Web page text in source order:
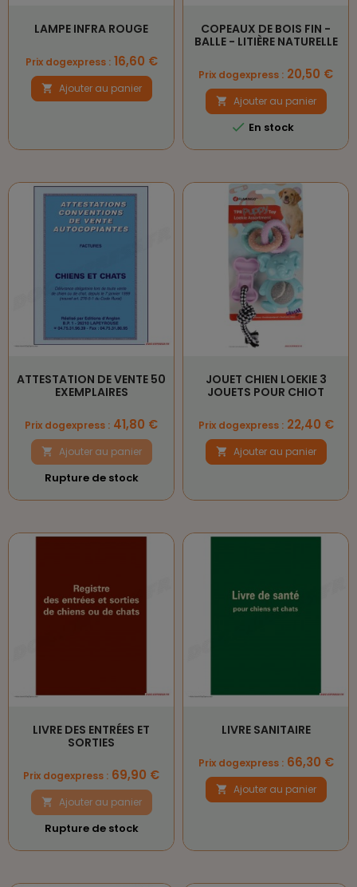
LAMPE INFRA ROUGE
Prix
Prix dogexpress :16,60 €
 Ajouter au panier
COPEAUX DE BOIS FIN -
BALLE - LITIÈRE NATURELLE
Prix
Prix dogexpress : 20,50 €
 Ajouter au panier
 En stock
ATTESTATION DE VENTE 50
EXEMPLAIRES
Prix
Prix dogexpress : 41,80 €
 Ajouter au panier
Rupture de stock
JOUET CHIEN LOEKIE 3
JOUETS POUR CHIOT
Prix
Prix dogexpress :22,40 €
 Ajouter au panier
LIVRE DES ENTRÉES ET
SORTIES
Prix
Prix dogexpress : 69,90 €
 Ajouter au panier
Rupture de stock
LIVRE SANITAIRE
Prix
Prix dogexpress :66,30 €
 Ajouter au panier